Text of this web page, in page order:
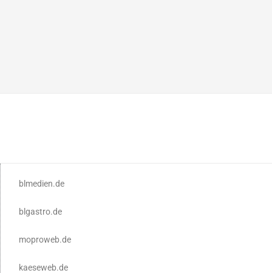
blmedien.de
blgastro.de
moproweb.de
kaeseweb.de